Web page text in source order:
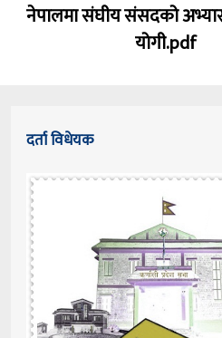
नेपालमा संघीय संसदको
योगी.pdf
दर्ता विधेयक